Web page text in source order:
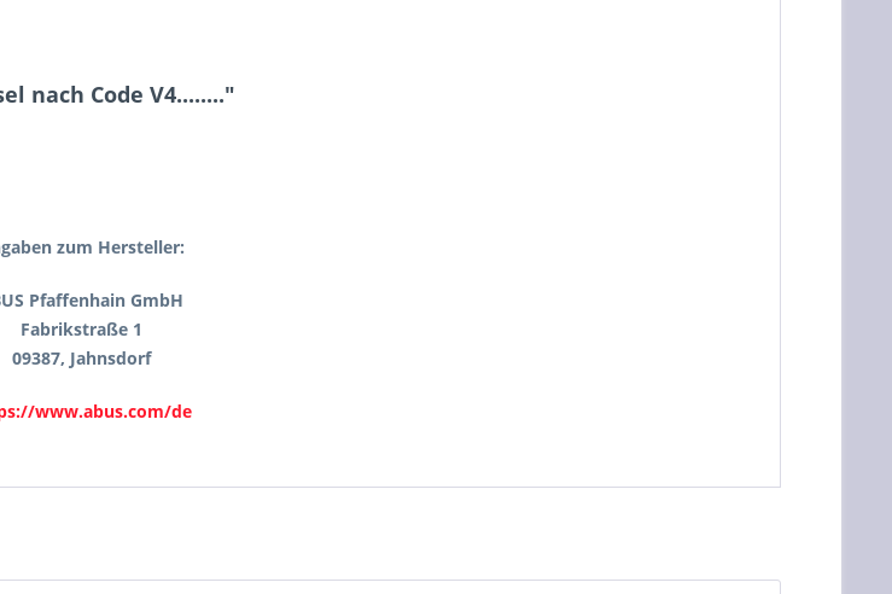
nach Code V4........"
zum Hersteller:
Pfaffenhain GmbH
Fabrikstraße 1
09387, Jahnsdorf
www.abus.com/de